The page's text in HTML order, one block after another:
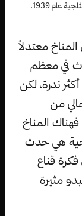
عام 1939.
معتدلاً
في معظم
ندرة، لكن
من
فهناك المناخ
هي حدث
قناع
مثيرة